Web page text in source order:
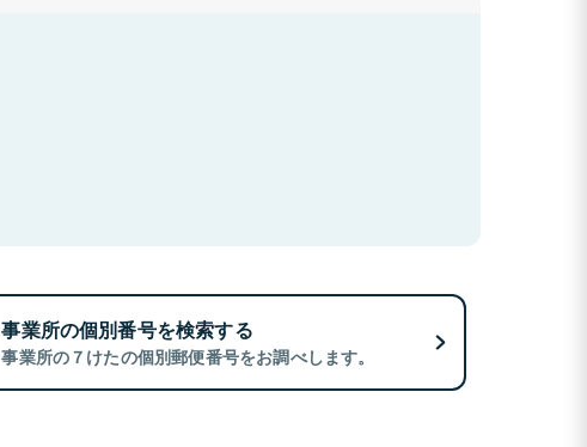
事業所の個別番号を検索する
事業所の７けたの個別郵便番号をお調べします。